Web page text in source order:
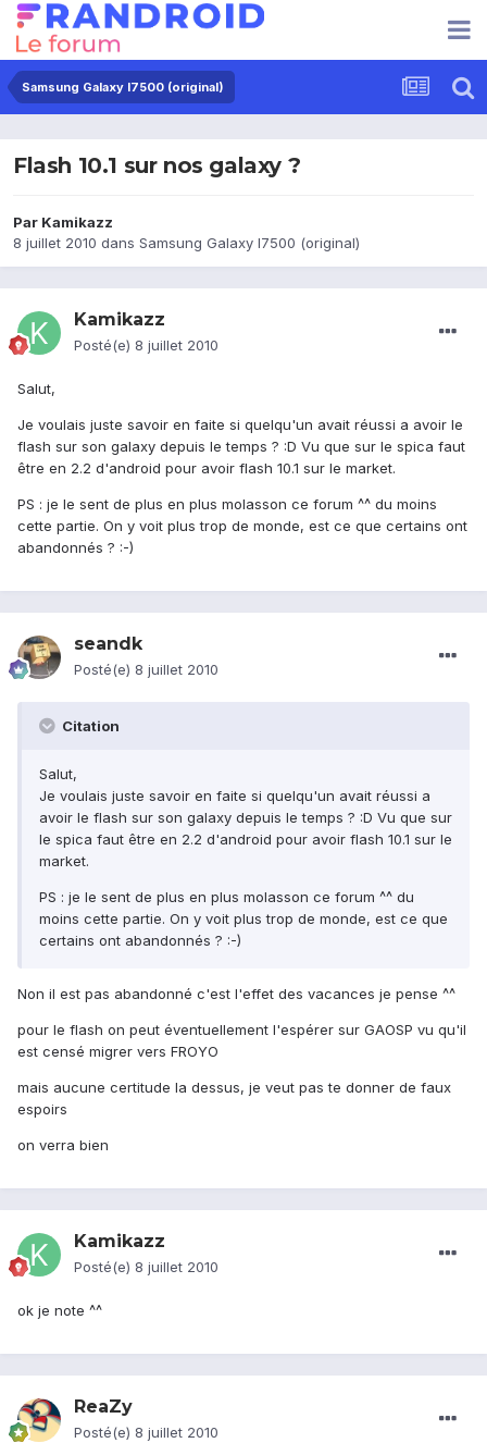
Samsung Galaxy I7500 (original)
Flash 10.1 sur nos galaxy ?
Par Kamikazz
8 juillet 2010 dans Samsung Galaxy I7500 (original)
Kamikazz
Posté(e) 8 juillet 2010
Salut,
Je voulais juste savoir en faite si quelqu'un avait réussi a avoir le
flash sur son galaxy depuis le temps ? :D Vu que sur le spica faut
être en 2.2 d'android pour avoir flash 10.1 sur le market.
PS : je le sent de plus en plus molasson ce forum ^^ du moins
cette partie. On y voit plus trop de monde, est ce que certains ont
abandonnés ? :-)
seandk
Posté(e) 8 juillet 2010
Citation
Salut,
Je voulais juste savoir en faite si quelqu'un avait réussi a
avoir le flash sur son galaxy depuis le temps ? :D Vu que sur
le spica faut être en 2.2 d'android pour avoir flash 10.1 sur le
market.
PS : je le sent de plus en plus molasson ce forum ^^ du
moins cette partie. On y voit plus trop de monde, est ce que
certains ont abandonnés ? :-)
Non il est pas abandonné c'est l'effet des vacances je pense ^^
pour le flash on peut éventuellement l'espérer sur GAOSP vu qu'il
est censé migrer vers FROYO
mais aucune certitude la dessus, je veut pas te donner de faux
espoirs
on verra bien
Kamikazz
Posté(e) 8 juillet 2010
ok je note ^^
ReaZy
Posté(e) 8 juillet 2010